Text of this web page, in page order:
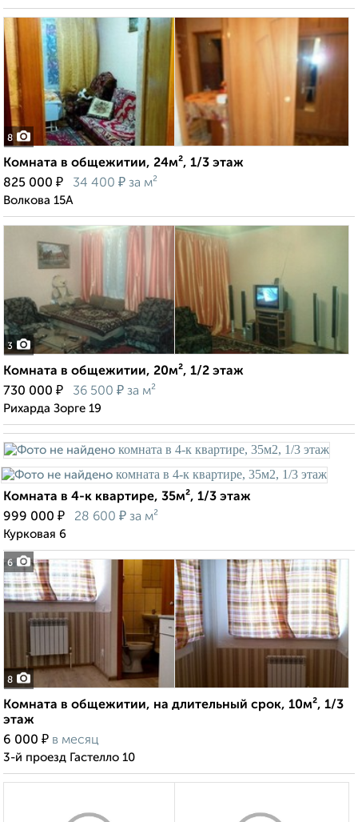
8
Комната в общежитии, 24м², 1/3 этаж
825 000 ₽ 34 400 ₽ за м²
Волкова 15А
3
Комната в общежитии, 20м², 1/2 этаж
730 000 ₽ 36 500 ₽ за м²
Рихарда Зорге 19
6
Комната в 4-к квартире, 35м², 1/3 этаж
999 000 ₽ 28 600 ₽ за м²
Курковая 6
8
Комната в общежитии, на длительный срок, 10м², 1/3
этаж
6 000 ₽ в месяц
3-й проезд Гастелло 10